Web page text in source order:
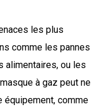
les plus
comme les pannes
alimentaires, ou les
à gaz peut ne
équipement, comme